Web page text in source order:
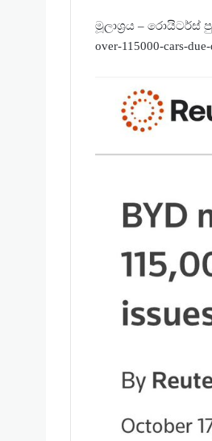
මූලාශ්‍රය – රොයිටර්ස්
over-115000-cars-